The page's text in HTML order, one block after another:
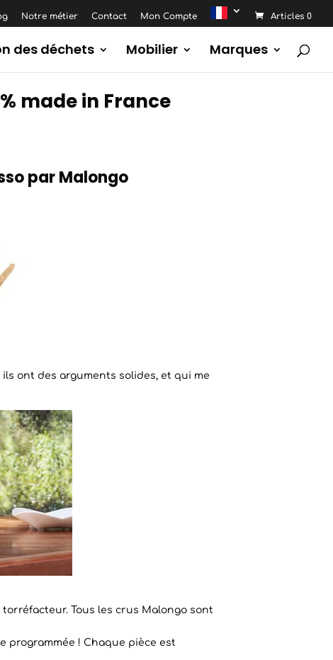
Notre métier Contact Mon Compte Articles 0
des déchets Mobilier Marques
made in France
par Malongo
ont des arguments solides, et qui me
Tous les crus Malongo sont
programmée ! Chaque pièce est